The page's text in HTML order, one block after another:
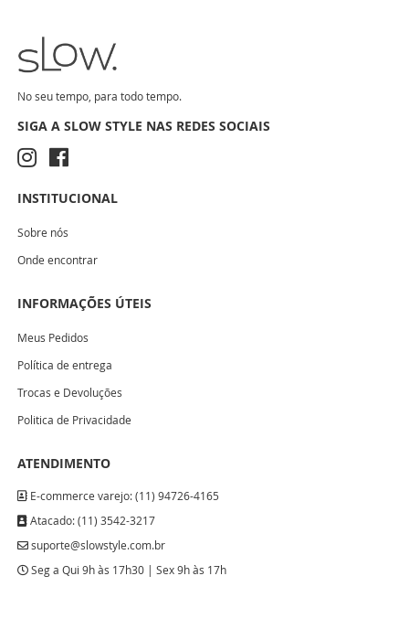
No seu tempo, para todo tempo.
SIGA A SLOW STYLE NAS REDES SOCIAIS
INSTITUCIONAL
Sobre nós
Onde encontrar
INFORMAÇÕES ÚTEIS
Meus Pedidos
Política de entrega
Trocas e Devoluções
Politica de Privacidade
ATENDIMENTO
E-commerce varejo: (11) 94726-4165
Atacado: (11) 3542-3217
suporte@slowstyle.com.br
Seg a Qui 9h às 17h30 | Sex 9h às 17h